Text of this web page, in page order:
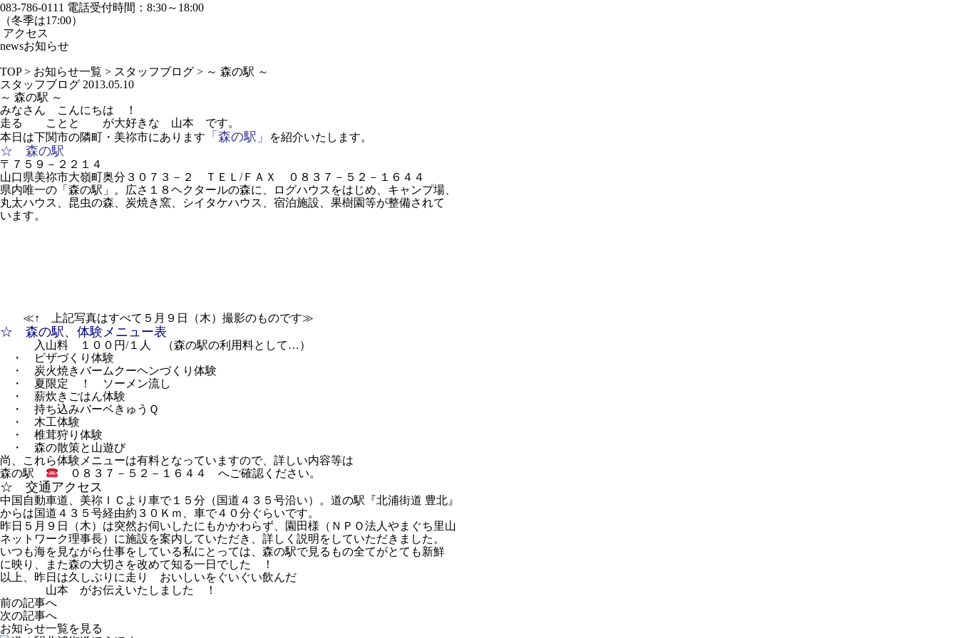
083-786-0111 電話受付時間：8:30～18:00
（冬季は17:00）
アクセス
newsお知らせ
TOP> お知らせ一覧 > スタッフブログ > ～ 森の駅 ～
スタッフブログ 2013.05.10
～ 森の駅 ～
みなさん こんにちは ！
走る ことと が大好きな 山本 です。
本日は下関市の隣町・美祢市にあります
「森の駅」 を紹介いたします。
☆ 森の駅
〒７５９－２２１４
山口県美祢市大嶺町奥分３０７３－２ ＴＥＬ/ＦＡＸ ０８３７－５２－１６４４
県内唯一の「森の駅」。広さ１８ヘクタールの森に、ログハウスをはじめ、キャンプ場、
丸太ハウス、昆虫の森、炭焼き窯、シイタケハウス、宿泊施設、果樹園等が整備されて
います。
≪↑ 上記写真はすべて５月９日（木）撮影のものです≫
☆ 森の駅、体験メニュー表
入山料 １００円/１人 （森の駅の利用料として…）
・ ピザづくり体験
・ 炭火焼きバームクーヘンづくり体験
・ 夏限定 ！ ソーメン流し
・ 薪炊きごはん体験
・ 持ち込みバーベきゅうＱ
・ 木工体験
・ 椎茸狩り体験
・ 森の散策と山遊び
尚、これら体験メニューは有料となっていますので、詳しい内容等は
森の駅
０８３７－５２－１６４４ へご確認ください。
☆ 交通アクセス
中国自動車道、美祢ＩＣより車で１５分（国道４３５号沿い）。道の駅『北浦街道 豊北』
からは国道４３５号経由約３０Ｋｍ、車で４０分ぐらいです。
昨日５月９日（木）は突然お伺いしたにもかかわらず、園田様（ＮＰＯ法人やまぐち里山
ネットワーク理事長）に施設を案内していただき、詳しく説明をしていただきました。
いつも海を見ながら仕事をしている私にとっては、森の駅で見るもの全てがとても新鮮
に映り、また森の大切さを改めて知る一日でした ！
以上、昨日は久しぶりに走り おいしいをぐいぐい飲んだ
山本 がお伝えいたしました ！
前の記事へ
次の記事へ
お知らせ一覧を見る